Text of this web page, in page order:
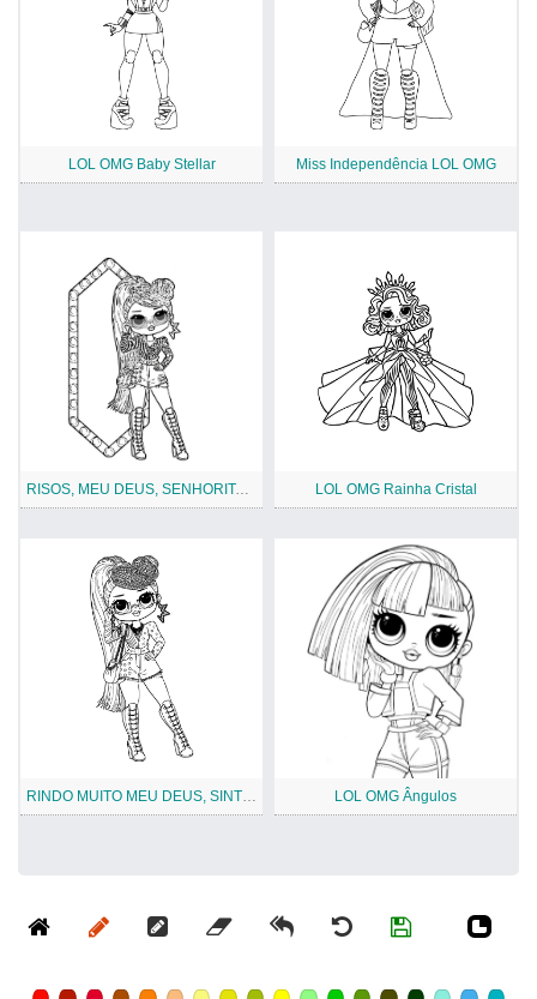
LOL OMG Baby Stellar Miss Independência LOL OMG
RISOS, MEU DEUS, SENHORITA INDEPENDENTE LOL OMG Rainha Cristal
RINDO MUITO MEU DEUS, SINTO FALTA DA INDEPENDÊNCIA LOL OMG Ângulos